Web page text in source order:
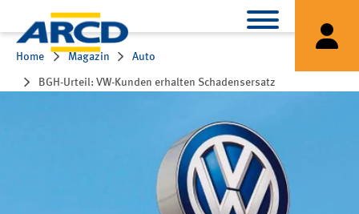
Home Magazin Auto
BGH-Urteil: VW-Kunden erhalten Schadensersatz